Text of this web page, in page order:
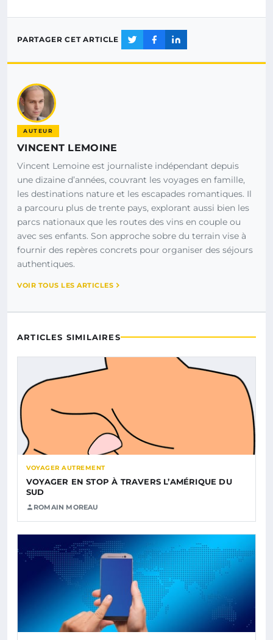
PARTAGER CET ARTICLE
AUTEUR
VINCENT LEMOINE
Vincent Lemoine est journaliste indépendant depuis
une dizaine d’années, couvrant les voyages en famille,
les destinations nature et les escapades romantiques. Il
a parcouru plus de trente pays, explorant aussi bien les
parcs nationaux que les routes des vins en couple ou
avec ses enfants. Son approche sobre du terrain vise à
fournir des repères concrets pour organiser des séjours
authentiques.
VOIR TOUS LES ARTICLES
ARTICLES SIMILAIRES
VOYAGER AUTREMENT
VOYAGER EN STOP À TRAVERS L’AMÉRIQUE DU
SUD
ROMAIN MOREAU